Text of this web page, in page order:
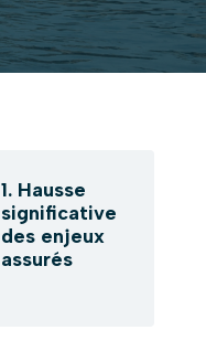
1. Hausse
significative
des enjeux
assurés